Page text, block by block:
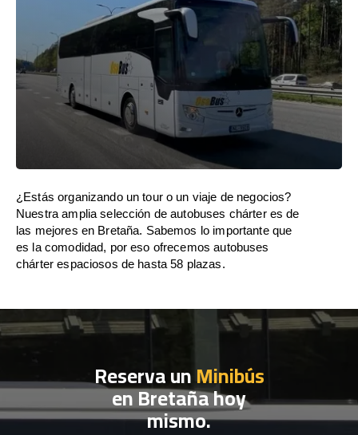
¿Estás organizando un tour o un viaje de negocios?
Nuestra amplia selección de autobuses chárter es de
las mejores en Bretaña. Sabemos lo importante que
es la comodidad, por eso ofrecemos autobuses
chárter espaciosos de hasta 58 plazas.
Reserva unMinibús
en Bretaña hoy
mismo.